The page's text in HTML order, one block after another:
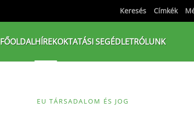
Keresés Címkék
FŐOLDALHÍREKOKTATÁSI SEGÉDLETRÓLUNK
EU TÁRSADALOM ÉS JOG